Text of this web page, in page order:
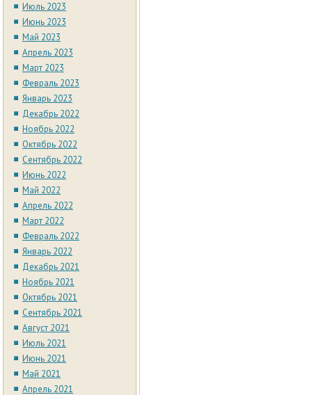
Июль 2023
Июнь 2023
Май 2023
Апрель 2023
Март 2023
Февраль 2023
Январь 2023
Декабрь 2022
Ноябрь 2022
Октябрь 2022
Сентябрь 2022
Июнь 2022
Май 2022
Апрель 2022
Март 2022
Февраль 2022
Январь 2022
Декабрь 2021
Ноябрь 2021
Октябрь 2021
Сентябрь 2021
Август 2021
Июль 2021
Июнь 2021
Май 2021
Апрель 2021